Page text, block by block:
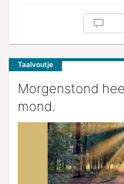
Taalvoutje
Morgenstond
mond.